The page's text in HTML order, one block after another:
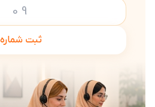
ثبت شماره